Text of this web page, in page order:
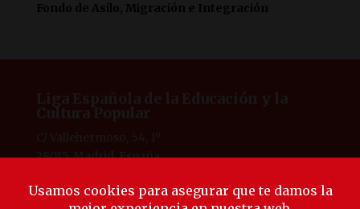
Fondo de Asilo, Migración e Integración
28015, Madrid, España
laliga@ligaeducacion.org